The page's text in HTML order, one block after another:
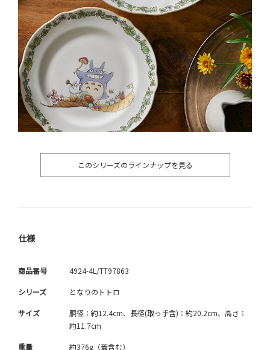
このシリーズのラインナップを見る
仕様
商品番号 4924-4L/TT97863
シリーズ となりのトトロ
サイズ
胴径：約12.4cm、長径(取っ手含)：約20.2cm、高さ：
約11.7cm
重量 約376g（蓋含む）